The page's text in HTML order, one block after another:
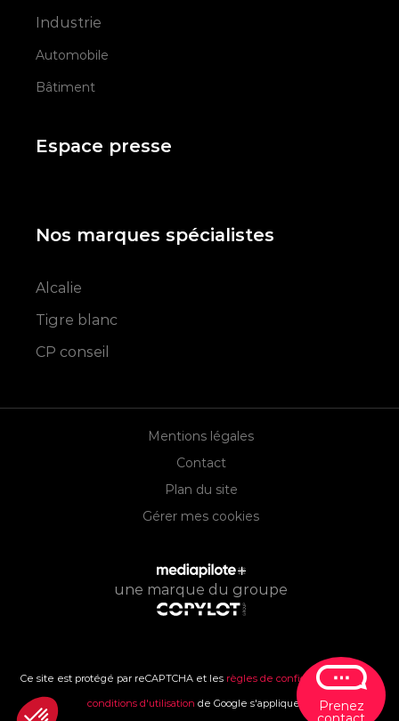
Prenez
Industrie
Automobile
Bâtiment
Espace presse
Nos marques spécialistes
Alcalie
Tigre blanc
CP conseil
Mentions légales
Contact
Plan du site
Gérer mes cookies
une marque du groupe
Ce site est protégé par reCAPTCHA et les règles de confidentialitéet les
conditions d'utilisation de Google s'appliquent.